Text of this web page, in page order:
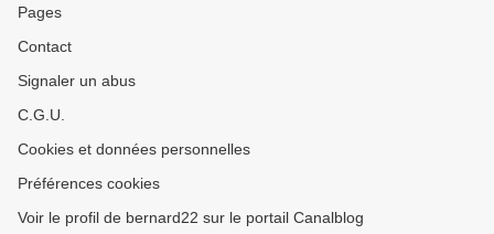
Pages
Contact
Signaler un abus
C.G.U.
Cookies et données personnelles
Préférences cookies
Voir le profil de bernard22 sur le portail Canalblog